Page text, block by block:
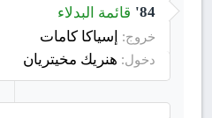
84' قائمة البدلاء
خروج: إسياكا كامات
دخول: هنريك مخيتريان